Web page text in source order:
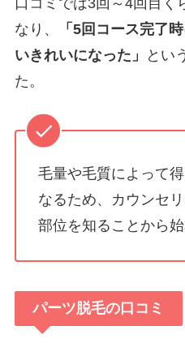
なり、
「5回コース完了
いきれいになった」
とい
た。
毛量や毛質によって
なるため、カウンセ
部位を知ることから始
パーツ脱毛の口コミ